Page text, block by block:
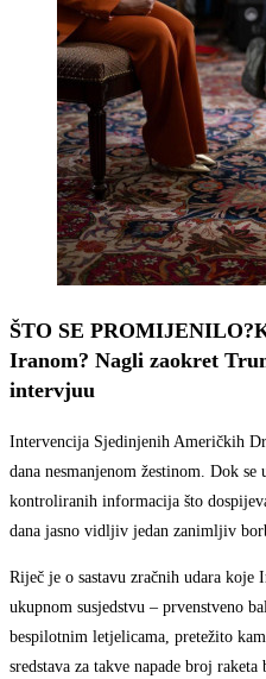
ŠTO SE PROMIJENILO?
Iranom? Nagli zaokret
intervjuu
Intervencija Sjedinjenih Američkih
dana nesmanjenom žestinom. Dok
kontroliranih informacija što
dana jasno vidljiv jedan zanimljiv
Riječ je o sastavu zračnih udara
ukupnom susjedstvu – prvenstveno
bespilotnim letjelicama, pretežito
sredstava za takve napade broj